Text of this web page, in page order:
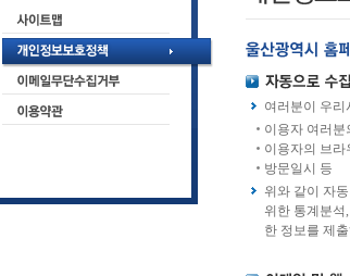
여러분이 우리
이용자 여러
이용자의 브라
방문일시 등
위와 같이 자
위한 통계분석
한 정보를 제